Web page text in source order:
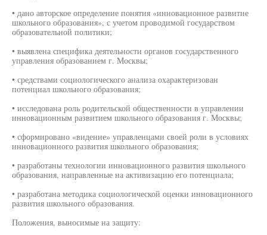
• дано авторское определение понятия «инновационное развитие
школьного образования», с учетом проводимой государством
образовательной политики;
• выявлена специфика деятельности органов государственного
управления образованием г. Москвы;
• средствами социологического анализа охарактеризован
потенциал школьного образования;
• исследована роль родительской общественности в управлении
инновационным развитием школьного образования г. Москвы;
• сформировано «видение» управленцами своей роли в условиях
инновационного развития школьного образования;
• разработаны технологии инновационного развития школьного
образования, направленные на активизацию его потенциала;
• разработана методика социологической оценки инновационного
развития школьного образования.
Положения, выносимые на защиту: